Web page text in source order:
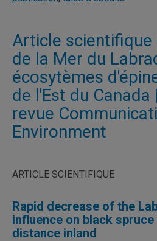
Article scientifique
de la Mer du
écosytèmes
de l'Est du Canada
revue
Environment
ARTICLE SCIENTIFIQUE
Rapid decrease of the
influence on black
distance inland